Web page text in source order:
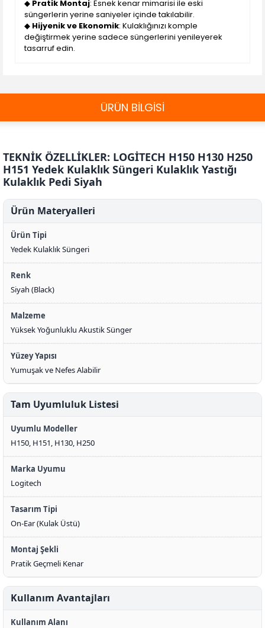
◆ Pratik Montaj: Esnek kenar mimarisi ile eski
süngerlerin yerine saniyeler içinde takılabilir.
◆ Hijyenik ve Ekonomik: Kulaklığınızı komple
değiştirmek yerine sadece süngerlerini yenileyerek
tasarruf edin.
ÜRÜN BİLGİSİ
TEKNİK ÖZELLİKLER: LOGİTECH H150 H130 H250
H151 Yedek Kulaklık Süngeri Kulaklık Yastığı
Kulaklık Pedi Siyah
Ürün Materyalleri
Ürün Tipi
Yedek Kulaklık Süngeri
Renk
Siyah (Black)
Malzeme
Yüksek Yoğunluklu Akustik Sünger
Yüzey Yapısı
Yumuşak ve Nefes Alabilir
Tam Uyumluluk Listesi
Uyumlu Modeller
H150, H151, H130, H250
Marka Uyumu
Logitech
Tasarım Tipi
On-Ear (Kulak Üstü)
Montaj Şekli
Pratik Geçmeli Kenar
Kullanım Avantajları
Kullanım Alanı